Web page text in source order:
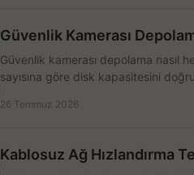
Güvenlik Kamerası
Güvenlik kamerası depolama nasıl
sayısına göre disk kapasitesini
26 Temmuz 2026
Kablosuz Ağ Hızlandırma